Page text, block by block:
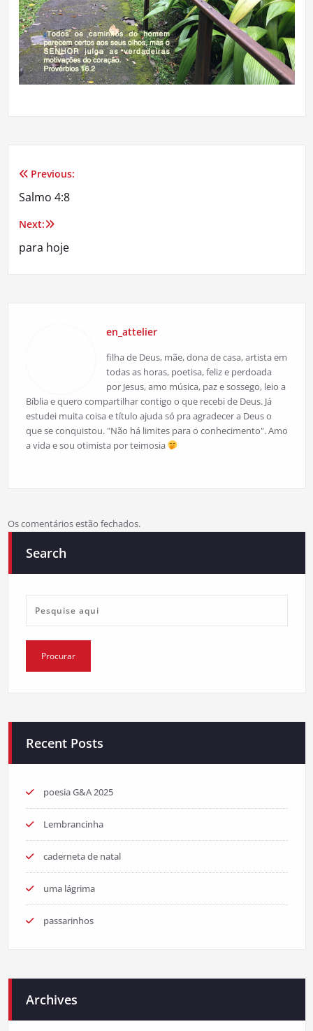
Navegação
de
Post
Previous:
Salmo 4:8
Next:
para hoje
en_attelier
filha de Deus, mãe, dona de casa, artista em
todas as horas, poetisa, feliz e perdoada
por Jesus, amo música, paz e sossego, leio a
Bíblia e quero compartilhar contigo o que recebi de Deus. Já
estudei muita coisa e título ajuda só pra agradecer a Deus o
que se conquistou. "Não há limites para o conhecimento". Amo
a vida e sou otimista por teimosia
Os comentários estão fechados.
Search
Recent Posts
poesia G&A 2025
Lembrancinha
caderneta de natal
uma lágrima
passarinhos
Archives